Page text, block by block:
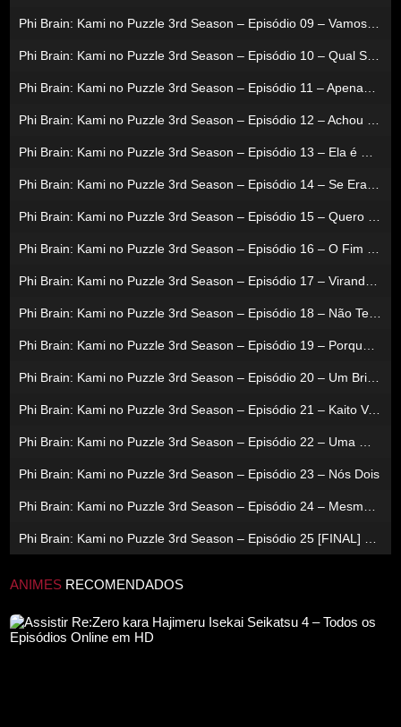
Phi Brain: Kami no Puzzle 3rd Season – Episódio 09 – Vamos àquele Lugar
Phi Brain: Kami no Puzzle 3rd Season – Episódio 10 – Qual Seu Sonho Verdadeiro?
Phi Brain: Kami no Puzzle 3rd Season – Episódio 11 – Apenas Me Lembrei De Alguém
Phi Brain: Kami no Puzzle 3rd Season – Episódio 12 – Achou Mesmo Que Eu Diria Isso
Phi Brain: Kami no Puzzle 3rd Season – Episódio 13 – Ela é Muito Raso
Phi Brain: Kami no Puzzle 3rd Season – Episódio 14 – Se Era A Us From Então
Phi Brain: Kami no Puzzle 3rd Season – Episódio 15 – Quero Criar Um Mundo Onde Ninguém Sinta Fome
Phi Brain: Kami no Puzzle 3rd Season – Episódio 16 – O Fim Da Jornada
Phi Brain: Kami no Puzzle 3rd Season – Episódio 17 – Virando Um Phi Brain
Phi Brain: Kami no Puzzle 3rd Season – Episódio 18 – Não Tenho Que Resolver Enigmas
Phi Brain: Kami no Puzzle 3rd Season – Episódio 19 – Porque Você Está Observando
Phi Brain: Kami no Puzzle 3rd Season – Episódio 20 – Um Brinde Ao Jin De 100 Estrelas
Phi Brain: Kami no Puzzle 3rd Season – Episódio 21 – Kaito Você Perdeu
Phi Brain: Kami no Puzzle 3rd Season – Episódio 22 – Uma Mensagem Para Uesugi Kenshin
Phi Brain: Kami no Puzzle 3rd Season – Episódio 23 – Nós Dois
Phi Brain: Kami no Puzzle 3rd Season – Episódio 24 – Mesmo Que Falte Algo
Phi Brain: Kami no Puzzle 3rd Season – Episódio 25 [FINAL] – É Insanamente Divertido Estar Vivo
ANIMES RECOMENDADOS